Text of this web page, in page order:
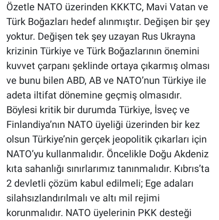
Özetle NATO üzerinden KKKTC, Mavi Vatan ve
Türk Boğazları hedef alınmıştır. Değişen bir şey
yoktur. Değişen tek şey uzayan Rus Ukrayna
krizinin Türkiye ve Türk Boğazlarının önemini
kuvvet çarpanı şeklinde ortaya çıkarmış olması
ve bunu bilen ABD, AB ve NATO’nun Türkiye ile
adeta iltifat dönemine geçmiş olmasıdır.
Böylesi kritik bir durumda Türkiye, İsveç ve
Finlandiya’nın NATO üyeliği üzerinden bir kez
olsun Türkiye’nin gerçek jeopolitik çıkarları için
NATO’yu kullanmalıdır. Öncelikle Doğu Akdeniz
kıta sahanlığı sınırlarımız tanınmalıdır. Kıbrıs’ta
2 devletli çözüm kabul edilmeli; Ege adaları
silahsızlandırılmalı ve altı mil rejimi
korunmalıdır. NATO üyelerinin PKK desteği